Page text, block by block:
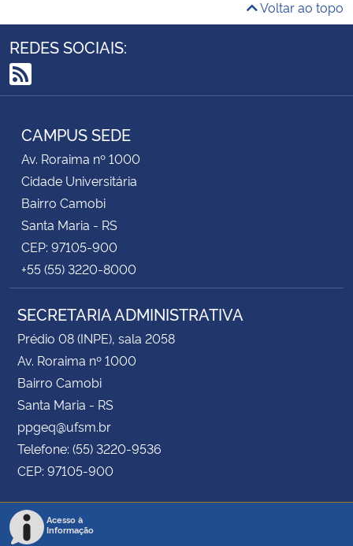
Voltar ao topo
REDES SOCIAIS:
RSS
CAMPUS SEDE
Av. Roraima nº 1000
Cidade Universitária
Bairro Camobi
Santa Maria - RS
CEP: 97105-900
+55 (55) 3220-8000
SECRETARIA ADMINISTRATIVA
Prédio 08 (INPE), sala 2058
Av. Roraima nº 1000
Bairro Camobi
Santa Maria - RS
ppgeq@ufsm.br
Telefone: (55) 3220-9536
CEP: 97105-900
Acesso à
Informação